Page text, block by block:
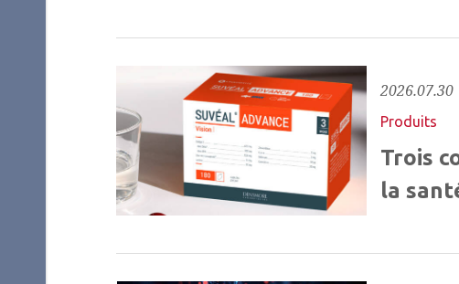
2026.07.30
Produits
Trois
la